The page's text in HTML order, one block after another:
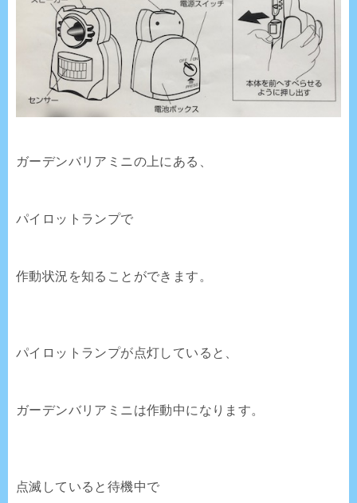
ガーデンバリアミニの上にある、
パイロットランプで
作動状況を知ることができます。
パイロットランプが点灯していると、
ガーデンバリアミニは作動中になります。
点滅していると待機中で